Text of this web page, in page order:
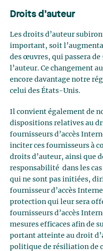
Droits d’auteur
Les droits d’auteur
important, soit
des œuvres, qui passera de
l’auteur. Ce changement
encore davantage notre
celui des États-Unis.
Il convient également de
dispositions relatives au
fournisseurs d’accès
inciter ces fournisseurs à
droits d’auteur, ainsi que
responsabilité dans les
qui ne sont pas initiées,
fournisseur d’accès
protection qui leur sera
fournisseurs d’accès
mesures efficaces afin de
portant atteinte au droit
politique de résiliation de